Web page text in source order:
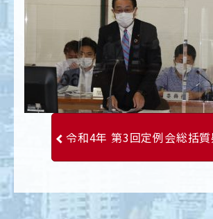
令和4年 第3回定例会総括質疑 小林ぜん